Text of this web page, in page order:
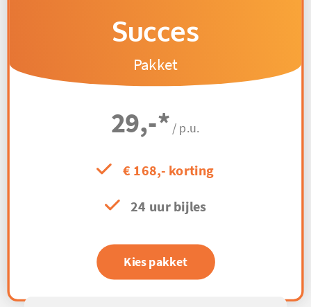
Succes
Pakket
29,-* / p.u.
€ 168,- korting
24 uur bijles
Kies pakket